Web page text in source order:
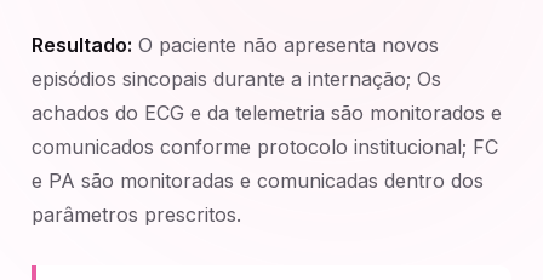
Resultado: O paciente não apresenta novos
episódios sincopais durante a internação; Os
achados do ECG e da telemetria são monitorados e
comunicados conforme protocolo institucional; FC
e PA são monitoradas e comunicadas dentro dos
parâmetros prescritos.